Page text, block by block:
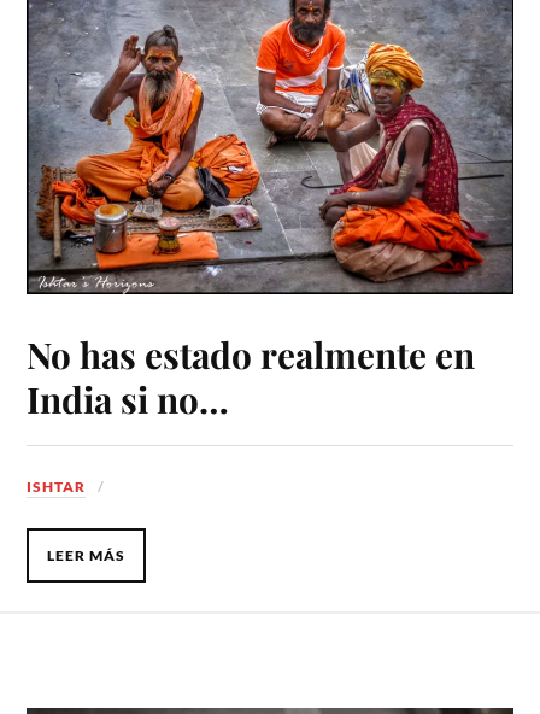
No has estado realmente en
India si no…
ISHTAR
LEER MÁS